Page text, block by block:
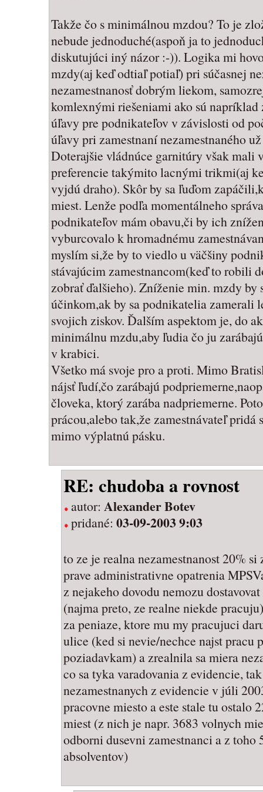
Takže čo s minimálnou mzdou? To je
nebude jednoduché(aspoň ja to
diskutujúci iný názor :-)). Logika mi
mzdy(aj keď odtiaľ potiaľ) pri súčasnej
nezamestnanosť dobrým liekom,
komlexnými riešeniami ako sú napríklad
úľavy pre podnikateľov v závislosti od
úľavy pri zamestnaní nezamestnaného
Doterajšie vládnúce garnitúry však mali
preferencie takýmito lacnými trikmi(aj
vyjdú draho). Skôr by sa ľuďom
miest. Lenže podľa momentálneho
podnikateľov mám obavu,či by ich
vyburcovalo k hromadnému
myslím si,že by to viedlo u väčšiny
stávajúcim zamestnancom(keď to robili
zobrať ďalšieho). Zníženie min. mzdy
účinkom,ak by sa podnikatelia zamerali
svojich ziskov. Ďalším aspektom je, do
minimálnu mzdu,aby ľudia čo ju
v krabici.
Všetko má svoje pro a proti. Mimo
nájsť ľudí,čo zarábajú
človeka, ktorý zarába nadpriemerne.
prácou,alebo tak,že zamestnávateľ
mimo výplatnú pásku.
RE: chudoba a rovnost
autor: Alexander Botev
pridané: 03-09-2003 9:03
to ze je realna nezamestnanost 20%
prave administrativne opatrenia
z nejakeho dovodu nemozu
(najma preto, ze realne niekde
za peniaze, ktore mu my pracujuci
ulice (ked si nevie/nechce najst pracu
poziadavkam) a zrealnila sa miera
co sa tyka varadovania z evidencie,
nezamestnanych z evidencie v júli
pracovne miesto a este stale tu ostalo
miest (z nich je napr. 3683 volnych
odborni dusevni zamestnanci a z toho
absolventov)